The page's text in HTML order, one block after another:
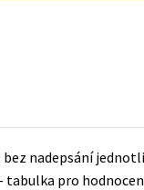
a kultura
a pedagogika
nadepsání
pro hodnocení